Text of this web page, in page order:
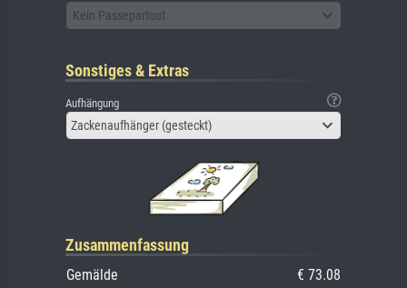
Kein Passepartout
Sonstiges & Extras
Aufhängung
Zackenaufhänger (gesteckt)
Zusammenfassung
Gemälde
€ 73.08